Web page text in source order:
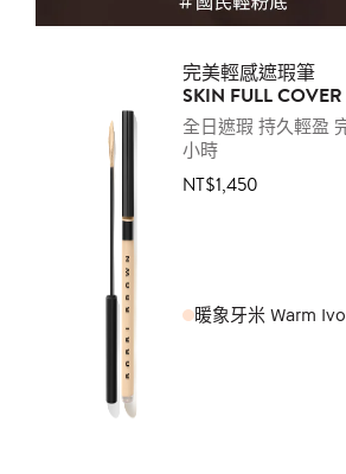
暖象牙米 Warm
完美輕感遮瑕筆
SKIN FULL
全日遮瑕 持久輕盈
小時
NT$1,450